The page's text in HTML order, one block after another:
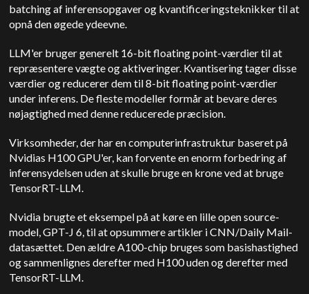
batching af inferensopgaver og kvantificeringsteknikker til at
opnå den øgede ydeevne.
LLM'er bruger generelt 16-bit floating point-værdier til at
repræsentere vægte og aktiveringer. Kvantisering tager disse
værdier og reducerer dem til 8-bit floating point-værdier
under inferens. De fleste modeller formår at bevare deres
nøjagtighed med denne reducerede præcision.
Virksomheder, der har en computerinfrastruktur baseret på
Nvidias H100 GPU'er, kan forvente en enorm forbedring af
inferensydelsen uden at skulle bruge en krone ved at bruge
TensorRT-LLM.
Nvidia brugte et eksempel på at køre en lille open source-
model, GPT-J 6, til at opsummere artikler i CNN/Daily Mail-
datasættet. Den ældre A100-chip bruges som basishastighed
og sammenlignes derefter med H100 uden og derefter med
TensorRT-LLM.